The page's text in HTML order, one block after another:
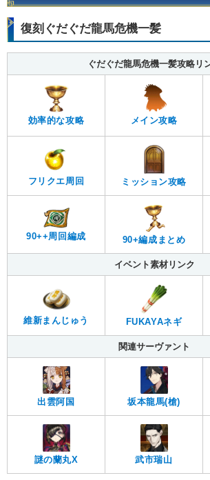
復刻ぐだぐだ龍馬危機一髪
ぐだぐだ龍馬危機一髪攻略リ
効率的な攻略 メイン攻略
フリクエ周回 ミッション攻略
90++周回編成 90+編成まとめ
イベント素材リンク
維新まんじゅう FUKAYAネギ
関連サーヴァント
出雲阿国 坂本龍馬(槍)
謎の蘭丸X 武市瑞山